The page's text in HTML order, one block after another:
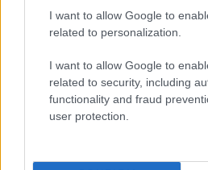
I want to allow Google to
related to personalization.
I want to allow Google to
related to security, including
functionality and fraud
user protection.
Ηλεία: Φωτιά τώρα
– Κοντά στην είσοδο